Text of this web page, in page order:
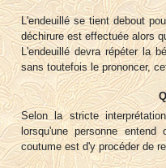
L'endeuillé se tient debout
déchirure est effectuée alors
L'endeuillé devra répéter la
sans toutefois le prononcer,
Selon la stricte
lorsqu'une personne
coutume est d'y procéder de